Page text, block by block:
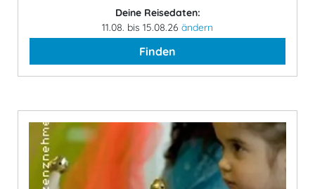
Deine Reisedaten:
11.08. bis 15.08.26 ändern
Finden